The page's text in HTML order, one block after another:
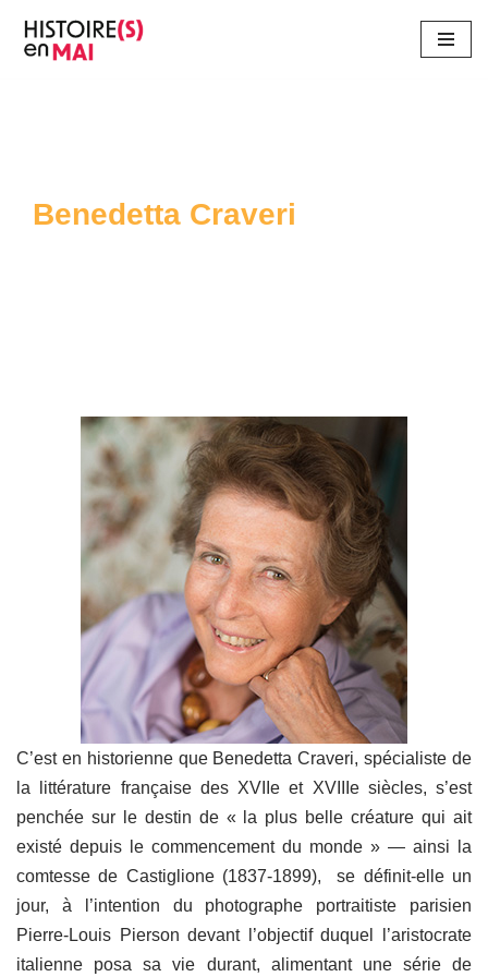
Aller
Benedetta Craveri
C’est en historienne que Benedetta Craveri, spécialiste de
la littérature française des XVIIe et XVIIIe siècles, s’est
penchée sur le destin de « la plus belle créature qui ait
existé depuis le commencement du monde » — ainsi la
comtesse de Castiglione (1837-1899), se définit-elle un
jour, à l’intention du photographe portraitiste parisien
Pierre-Louis Pierson devant l’objectif duquel l’aristocrate
italienne posa sa vie durant, alimentant une série de